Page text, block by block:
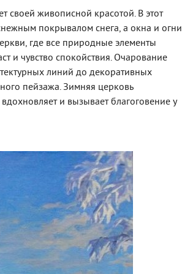
своей живописной красотой. В этот
покрывалом снега, а окна и огни
где все природные элементы
и чувство спокойствия. Очарование
линий до декоративных
пейзажа. Зимняя церковь
и вызывает благоговение у